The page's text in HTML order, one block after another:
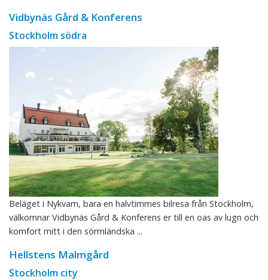
Vidbynäs Gård & Konferens
Stockholm södra
Beläget i Nykvarn, bara en halvtimmes bilresa från Stockholm,
välkomnar Vidbynäs Gård & Konferens er till en oas av lugn och
komfort mitt i den sörmländska ...
Hellstens Malmgård
Stockholm city